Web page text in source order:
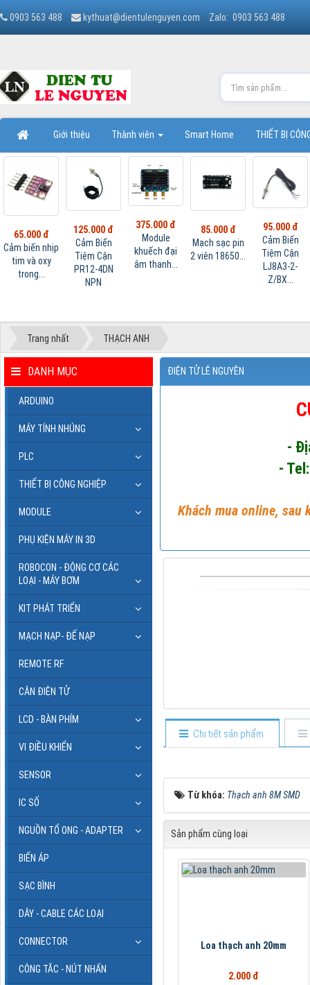
0903 563 488 kythuat@dientulenguyen.com Zalo: 0903 563 488
Giới thiệu Thành viên Smart Home THIẾT BỊ
65.000 đ
Cảm biến nhịp
tim và oxy
trong...
125.000 đ
Cảm Biến
Tiệm Cận
PR12-4DN
NPN
375.000 đ
Module
khuếch đại
âm thanh...
85.000 đ
Mạch sạc pin
2 viên 18650...
95.000 đ
Cảm Biến
Tiệm Cận
LJ8A3-2-
Z/BX...
Trang nhất THẠCH ANH
ĐIỆN TỬ LÊ NGUYÊN
-
-
Khách mua online, sau
Chi tiết sản phẩm
Từ khóa: Thạch anh 8M SMD
Sản phẩm cùng loại
Loa thạch anh 20mm
2.000 đ
DANH MỤC
ARDUINO
MÁY TÍNH NHÚNG
PLC
THIẾT BỊ CÔNG NGHIỆP
MODULE
PHỤ KIỆN MÁY IN 3D
ROBOCON - ĐỘNG CƠ CÁC
LOẠI - MÁY BƠM
KIT PHÁT TRIỂN
MẠCH NẠP- ĐẾ NẠP
REMOTE RF
CÂN ĐIỆN TỬ
LCD - BÀN PHÍM
VI ĐIỀU KHIỂN
SENSOR
IC SỐ
NGUỒN TỔ ONG - ADAPTER
BIẾN ÁP
SẠC BÌNH
DÂY - CABLE CÁC LOẠI
CONNECTOR
CÔNG TẮC - NÚT NHẤN